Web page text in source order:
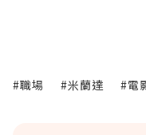
#職場 #米蘭達 #電